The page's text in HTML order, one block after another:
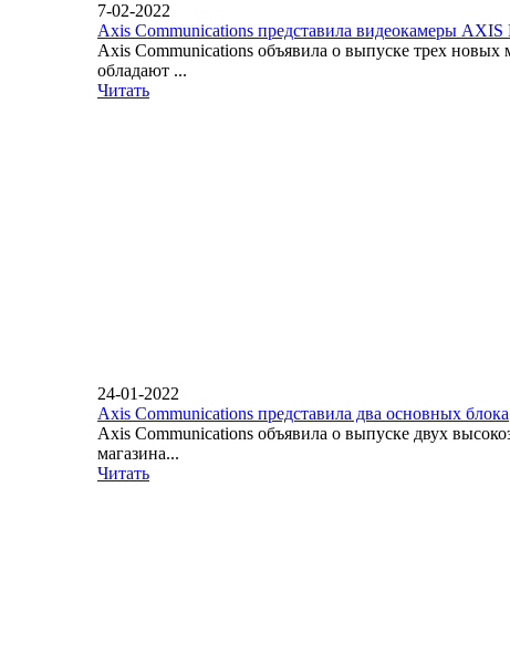
7-02-2022
Axis Communications представила видеокамеры
Axis Communications объявила о выпуске трех
обладают ...
Читать
24-01-2022
Axis Communications представила два основных блока
Axis Communications объявила о выпуске двух
магазина...
Читать